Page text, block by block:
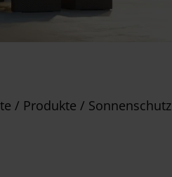
/ Produkte /